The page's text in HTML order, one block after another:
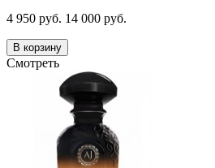
4 950 руб. 14 000 руб.
В корзину
Смотреть